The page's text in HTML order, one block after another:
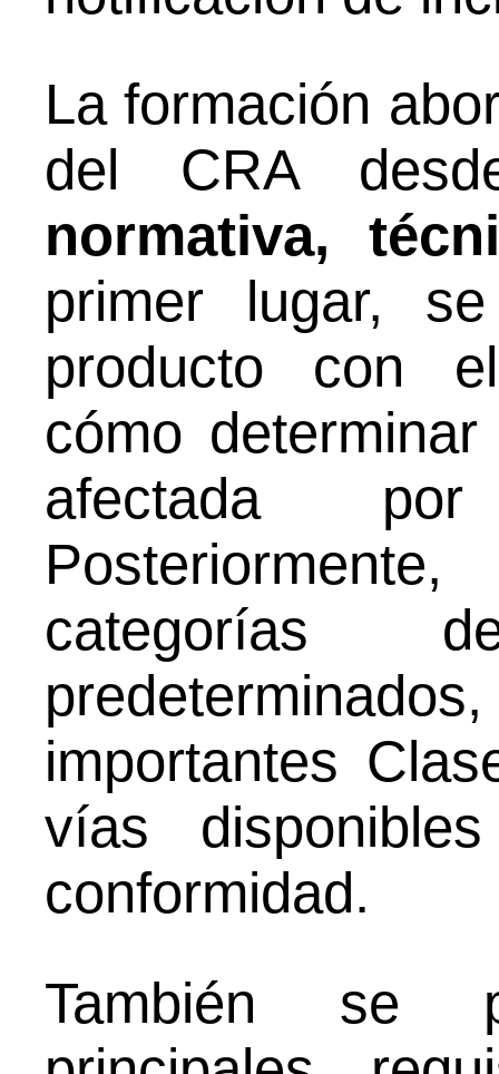
La formación
del CRA
normativa,
primer lugar,
producto con
cómo
afectada
categorías
importantes
vías
conformidad.
También se